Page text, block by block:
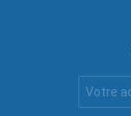
Email
: